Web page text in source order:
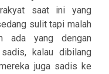
saat ini yang
sulit tapi malah
ada yang dengan
kalau dibilang
juga sadis ke